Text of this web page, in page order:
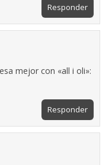
Responder
mejor con «all i oli»:
Responder